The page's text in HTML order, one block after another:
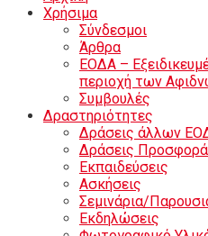
Χρήσιμα
Σύνδεσμοι
Άρθρα
ΕΟΔΑ –
περιοχή των
Συμβουλές
Δραστηριότητες
Δράσεις άλλων
Δράσεις
Εκπαιδεύσεις
Ασκήσεις
Σεμινάρια/
Εκδηλώσεις